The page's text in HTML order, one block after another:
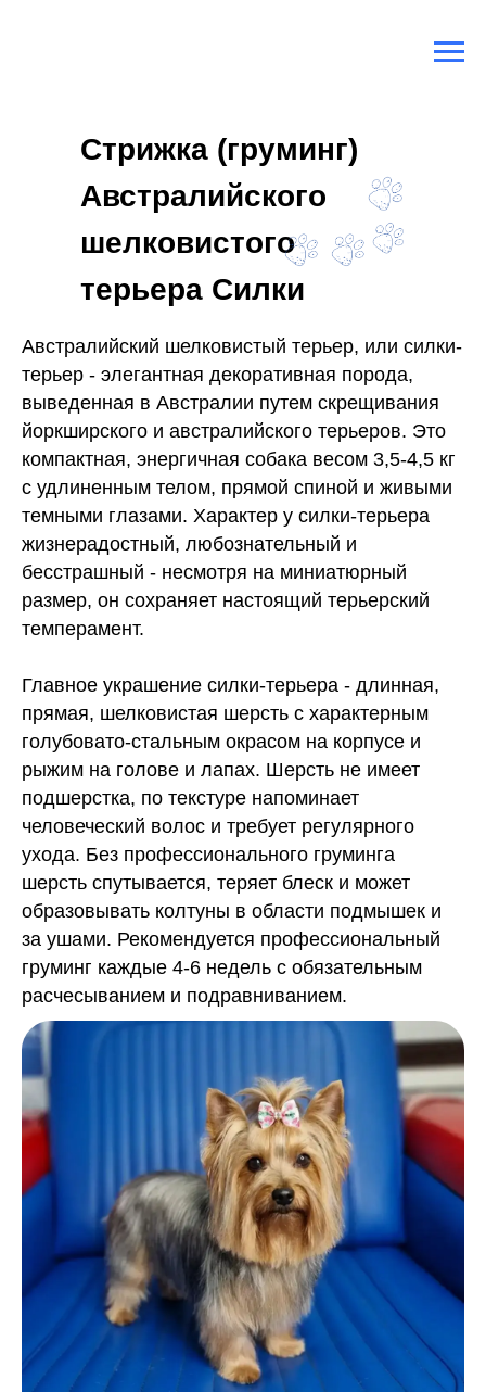
Стрижка (груминг)
Австралийского
шелковистого
терьера Силки
Австралийский шелковистый терьер, или силки-
терьер - элегантная декоративная порода,
выведенная в Австралии путем скрещивания
йоркширского и австралийского терьеров. Это
компактная, энергичная собака весом 3,5-4,5 кг
с удлиненным телом, прямой спиной и живыми
темными глазами. Характер у силки-терьера
жизнерадостный, любознательный и
бесстрашный - несмотря на миниатюрный
размер, он сохраняет настоящий терьерский
темперамент.
Главное украшение силки-терьера - длинная,
прямая, шелковистая шерсть с характерным
голубовато-стальным окрасом на корпусе и
рыжим на голове и лапах. Шерсть не имеет
подшерстка, по текстуре напоминает
человеческий волос и требует регулярного
ухода. Без профессионального груминга
шерсть спутывается, теряет блеск и может
образовывать колтуны в области подмышек и
за ушами. Рекомендуется профессиональный
груминг каждые 4-6 недель с обязательным
расчесыванием и подравниванием.